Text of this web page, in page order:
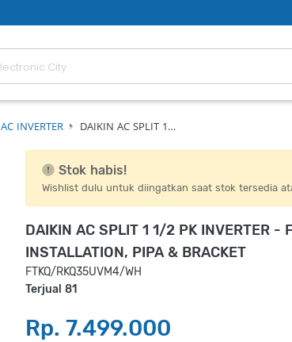
AC INVERTER DAIKIN AC SPLIT 1…
Stok habis!
Wishlist dulu untuk diingatkan saat stok tersedia
DAIKIN AC SPLIT 1 1/2 PK INVERTER -
INSTALLATION, PIPA & BRACKET
FTKQ/RKQ35UVM4/WH
Terjual 81
Rp. 7.499.000